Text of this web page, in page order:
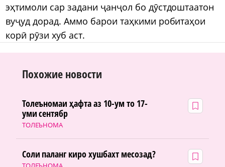
эҳтимоли сар задани ҷанҷол бо дӯстдоштаатон
вуҷуд дорад. Аммо барои таҳкими робитаҳои
корӣ рӯзи хуб аст.
Похожие новости
ТОЛЕЪНОМА
Толеъномаи ҳафта аз 10-ум то 17-
уми сентябр
Соли паланг киро хушбахт месозад?